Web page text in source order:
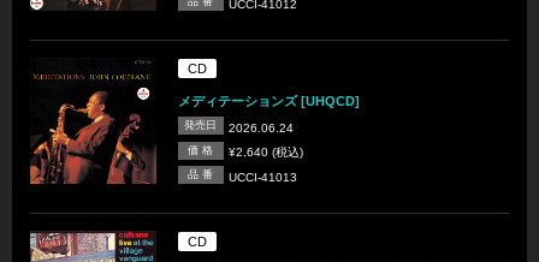
UCCI-41012
CD
メディテーションズ [UHQCD]
発売日 2026.06.24
価 格 ¥2,640 (税込)
品 番 UCCI-41013
CD